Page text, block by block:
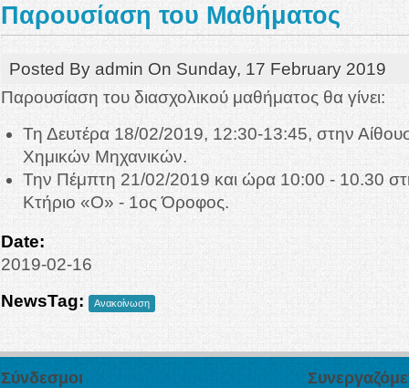
Παρουσίαση του Μαθήματος
Posted By admin On Sunday, 17 February 2019
Παρουσίαση του διασχολικού μαθήματος θα γίνει:
Τη Δευτέρα 18/02/2019, 12:30-13:45, στην
Χημικών Μηχανικών.
Την Πέμπτη 21/02/2019 και ώρα 10:00 - 10.30
Κτήριο «Ο» - 1ος Όροφος.
Date:
2019-02-16
NewsTag:
Ανακοίνωση
Σύνδεσμοι